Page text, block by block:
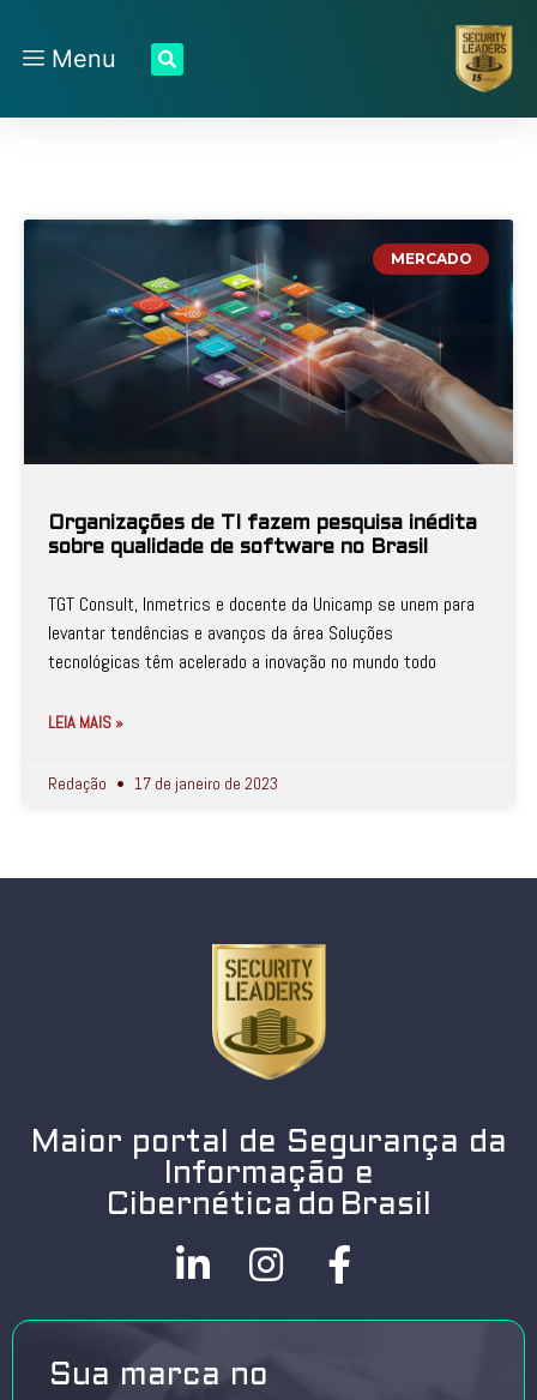
Menu
MERCADO
Organizações de TI fazem pesquisa inédita
sobre qualidade de software no Brasil
TGT Consult, Inmetrics e docente da Unicamp se unem para
levantar tendências e avanços da área Soluções
tecnológicas têm acelerado a inovação no mundo todo
LEIA MAIS »
Redação 17 de janeiro de 2023
Maior portal de Segurança da
Informação e
Cibernética do Brasil
Sua marca no